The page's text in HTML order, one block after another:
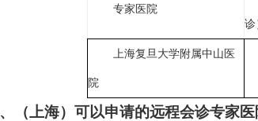
专家医院
诊
上海复旦大学附属中山医
院
、（上海）可以申请的远程会诊专家医